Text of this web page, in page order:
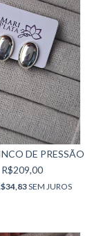
DE PRESSÃO
R$209,00
SEM JUROS